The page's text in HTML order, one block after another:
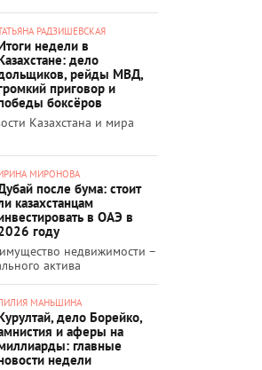
РАДЗИШЕВСКАЯ
недели в
дело
рейды МВД,
приговор и
боксёров
Казахстана и мира
МИРОНОВА
после бума: стоит
казахстанцам
в ОАЭ в
году
недвижимости –
актива
МАНЬШИНА
дело Борейко,
и аферы на
главные
недели